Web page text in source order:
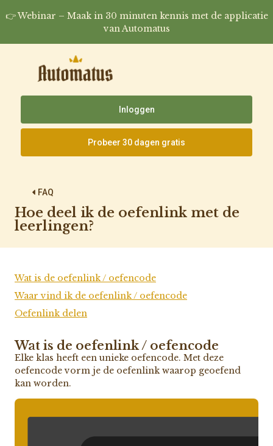
👉 Webinar – Maak in 30 minuten kennis met de applicatie
van Automatus
Inloggen
Probeer 30 dagen gratis
FAQ
Hoe deel ik de oefenlink met de
leerlingen?
Wat is de oefenlink / oefencode
Waar vind ik de oefenlink / oefencode
Oefenlink delen
Wat is de oefenlink / oefencode
Elke klas heeft een unieke oefencode. Met deze
oefencode vorm je de oefenlink waarop geoefend
kan worden.